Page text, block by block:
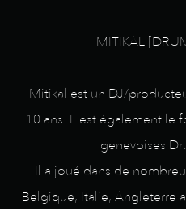
MITIKAL
Mitikal est un DJ/
10 ans. Il est également le
genevoises
Il a joué dans de
Belgique, Italie, Angleterre